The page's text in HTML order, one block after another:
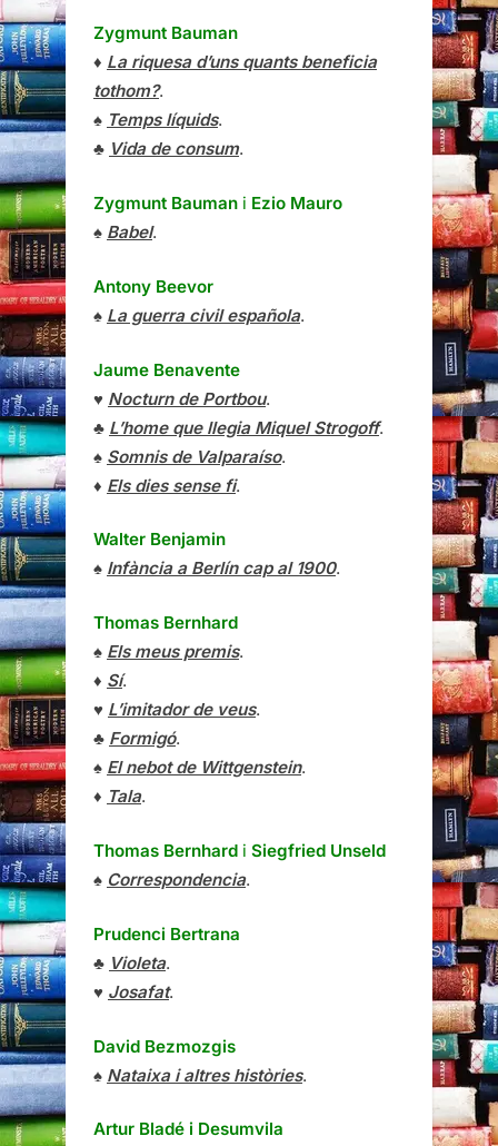
Zygmunt Bauman
♦ La riquesa d’uns quants beneficia
tothom?.
♠ Temps líquids.
♣ Vida de consum.
Zygmunt Bauman i Ezio Mauro
♠ Babel.
Antony Beevor
♠ La guerra civil española.
Jaume Benavente
♥ Nocturn de Portbou.
♣ L’home que llegia Miquel Strogoff.
♠ Somnis de Valparaíso.
♦ Els dies sense fi.
Walter Benjamin
♠ Infància a Berlín cap al 1900.
Thomas Bernhard
♠ Els meus premis.
♦ Sí.
♥ L’imitador de veus.
♣ Formigó.
♠ El nebot de Wittgenstein.
♦ Tala.
Thomas Bernhard i Siegfried Unseld
♠ Correspondencia.
Prudenci Bertrana
♣ Violeta.
♥ Josafat.
David Bezmozgis
♠ Nataixa i altres històries.
Artur Bladé i Desumvila